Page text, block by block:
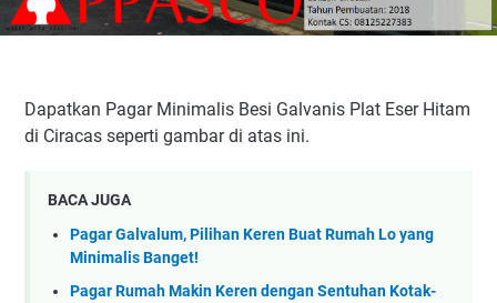
Dapatkan Pagar Minimalis Besi Galvanis Plat Eser Hitam
di Ciracas seperti gambar di atas ini.
BACA JUGA
Pagar Galvalum, Pilihan Keren Buat Rumah Lo yang
Minimalis Banget!
Pagar Rumah Makin Keren dengan Sentuhan Kotak-